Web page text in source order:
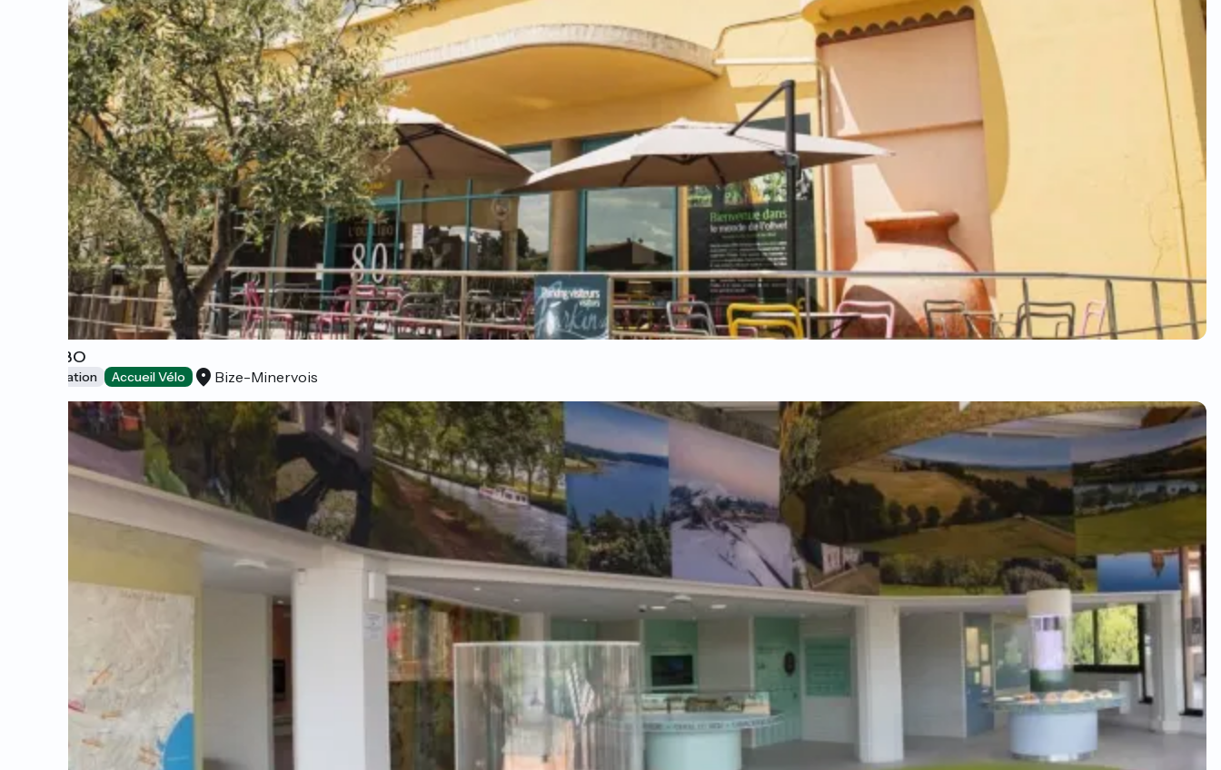
L'OULIBO
Dégustation Accueil Vélo Bize-Minervois